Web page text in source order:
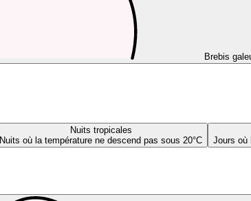
Brebis
Nuits tropicales
Nuits où la température ne descend pas sous 20°C
Jours où